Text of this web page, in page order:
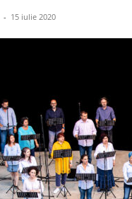
- 15 iulie 2020